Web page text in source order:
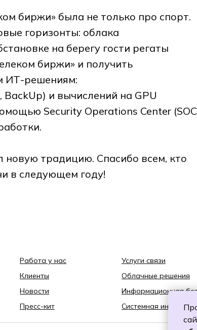
биржи» была не только про спорт.
горизонты: облака
на берегу гости регаты
биржи» и получить
ИТ-решениям:
BackUp) и вычислений на GPU
Security Operations Center
традицию. Спасибо всем, кто
в следующем году!
Работа у нас
Клиенты
Новости
Пресс-кит
Услуги связи
Облачные решения
Информационная
Системная